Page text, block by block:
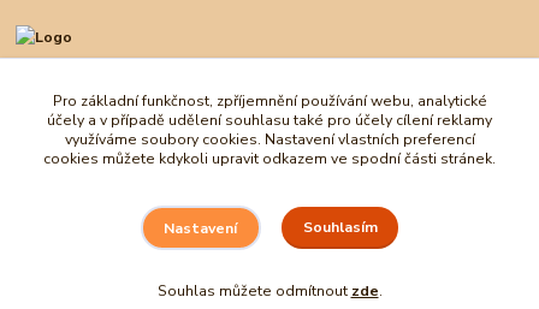
+420 727 972 830
obchod@ostrovherahlavolamu.cz
Vytvořeno na Eshop-rychle.cz
Pro základní funkčnost, zpříjemnění používání webu, analytické
účely a v případě udělení souhlasu také pro účely cílení reklamy
využíváme soubory cookies. Nastavení vlastních preferencí
cookies můžete kdykoli upravit odkazem ve spodní části stránek.
Nastavení Souhlasím
Souhlas můžete odmítnout zde.